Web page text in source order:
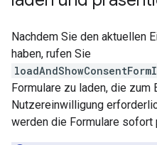
Nachdem Sie den aktuellen
haben, rufen Sie
Formulare zu laden, die zum
Nutzereinwilligung
werden die Formulare sofort